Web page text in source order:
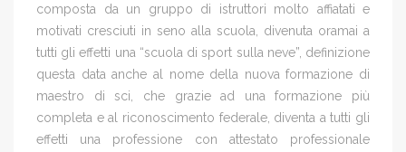
composta da un gruppo di istruttori molto affiatati e
motivati cresciuti in seno alla scuola, divenuta oramai a
tutti gli effetti una “scuola di sport sulla neve”, definizione
questa data anche al nome della nuova formazione di
maestro di sci, che grazie ad una formazione più
completa e al riconoscimento federale, diventa a tutti gli
effetti una professione con attestato professionale